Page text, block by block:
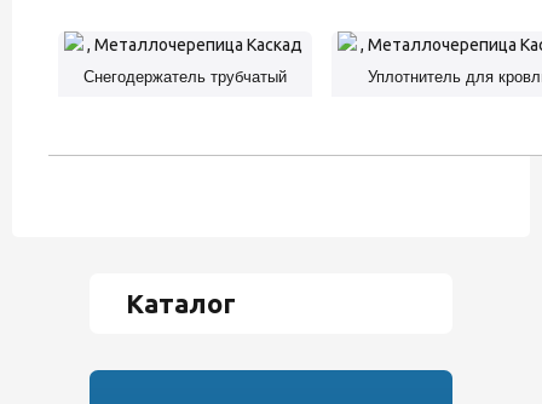
Снегодержатель трубчатый Уплотнитель для
Каталог